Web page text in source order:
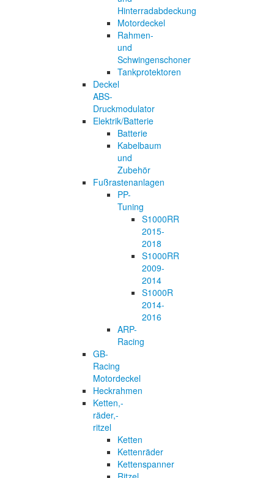
Hinterradabdeckung
Motordeckel
Rahmen-
und
Schwingenschoner
Tankprotektoren
Deckel
ABS-
Druckmodulator
Elektrik/Batterie
Batterie
Kabelbaum
und
Zubehör
Fußrastenanlagen
PP-
Tuning
S1000RR
2015-
2018
S1000RR
2009-
2014
S1000R
2014-
2016
ARP-
Racing
GB-
Racing
Motordeckel
Heckrahmen
Ketten,-
räder,-
ritzel
Ketten
Kettenräder
Kettenspanner